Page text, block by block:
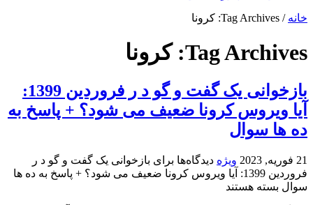
خانه / Tag Archives: کرونا
Tag Archives: کرونا
بازخوانی یک گفت و گو د ر فروردین 1399:
آیا ویروس کرونا ضعیف می شود؟ + پاسخ به
ده ها سوال
21 فوریه, 2023 ویژه دیدگاه‌ها برای بازخوانی یک گفت و گو د ر
فروردین 1399: آیا ویروس کرونا ضعیف می شود؟ + پاسخ به ده ها
سوال بسته هستند